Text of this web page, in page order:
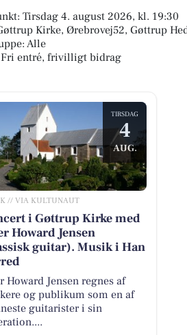
Tirsdag 4. august 2026, kl. 19:30
Kirke, Ørebrovej52, Gøttrup
Alle
Fri entré, frivilligt bidrag
TIRSDAG
4
AUG.
// VIA KULTUNAUT
i Gøttrup Kirke med
Howard Jensen
guitar). Musik i Han
Howard Jensen regnes af
og publikum som en af
guitarister i sin